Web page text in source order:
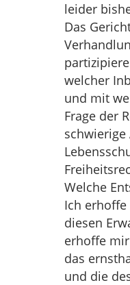
leider
Das
welcher
und mit
Frage der
schwierige
Welche
Ich
diesen
erhoffe
das
und die